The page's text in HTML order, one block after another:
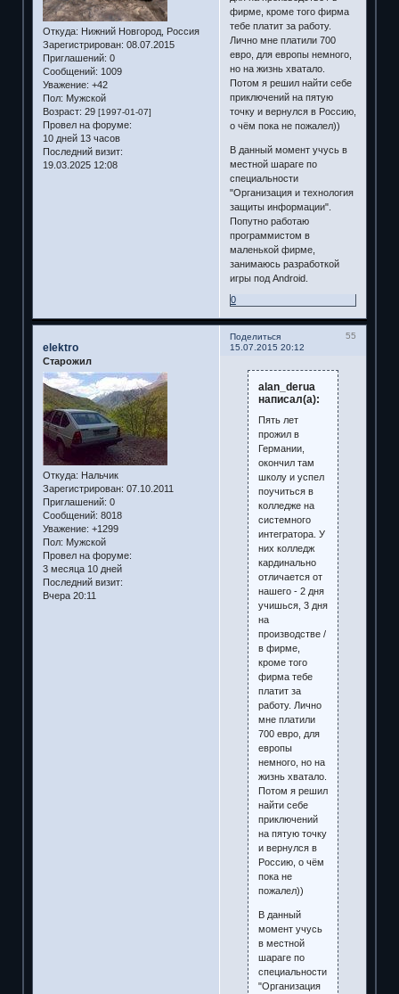
Откуда: Нижний Новгород, Россия
Зарегистрирован: 08.07.2015
Приглашений: 0
Сообщений: 1009
Уважение: +42
Пол: Мужской
Возраст: 29 [1997-01-07]
Провел на форуме:
10 дней 13 часов
Последний визит:
19.03.2025 12:08
фирме, кроме того фирма
тебе платит за работу.
Лично мне платили 700
евро, для европы немного,
но на жизнь хватало.
Потом я решил найти себе
приключений на пятую
точку и вернулся в Россию,
о чём пока не пожалел))
В данный момент учусь в
местной шараге по
специальности
"Организация и технология
защиты информации".
Попутно работаю
программистом в
маленькой фирме,
занимаюсь разработкой
игры под Android.
0
Поделиться
55
15.07.2015 20:12
elektro
Старожил
Откуда: Нальчик
Зарегистрирован: 07.10.2011
Приглашений: 0
Сообщений: 8018
Уважение: +1299
Пол: Мужской
Провел на форуме:
3 месяца 10 дней
Последний визит:
Вчера 20:11
alan_derua
написал(а):
Пять лет
прожил в
Германии,
окончил там
школу и успел
поучиться в
колледже на
системного
интегратора. У
них колледж
кардинально
отличается от
нашего - 2 дня
учишься, 3 дня
на
производстве /
в фирме,
кроме того
фирма тебе
платит за
работу. Лично
мне платили
700 евро, для
европы
немного, но на
жизнь хватало.
Потом я решил
найти себе
приключений
на пятую точку
и вернулся в
Россию, о чём
пока не
пожалел))
В данный
момент учусь
в местной
шараге по
специальности
"Организация